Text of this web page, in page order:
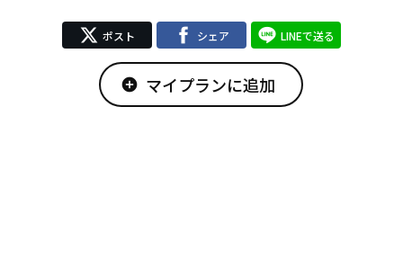
ポスト シェア LINEで送る
add_circle マイプランに追加